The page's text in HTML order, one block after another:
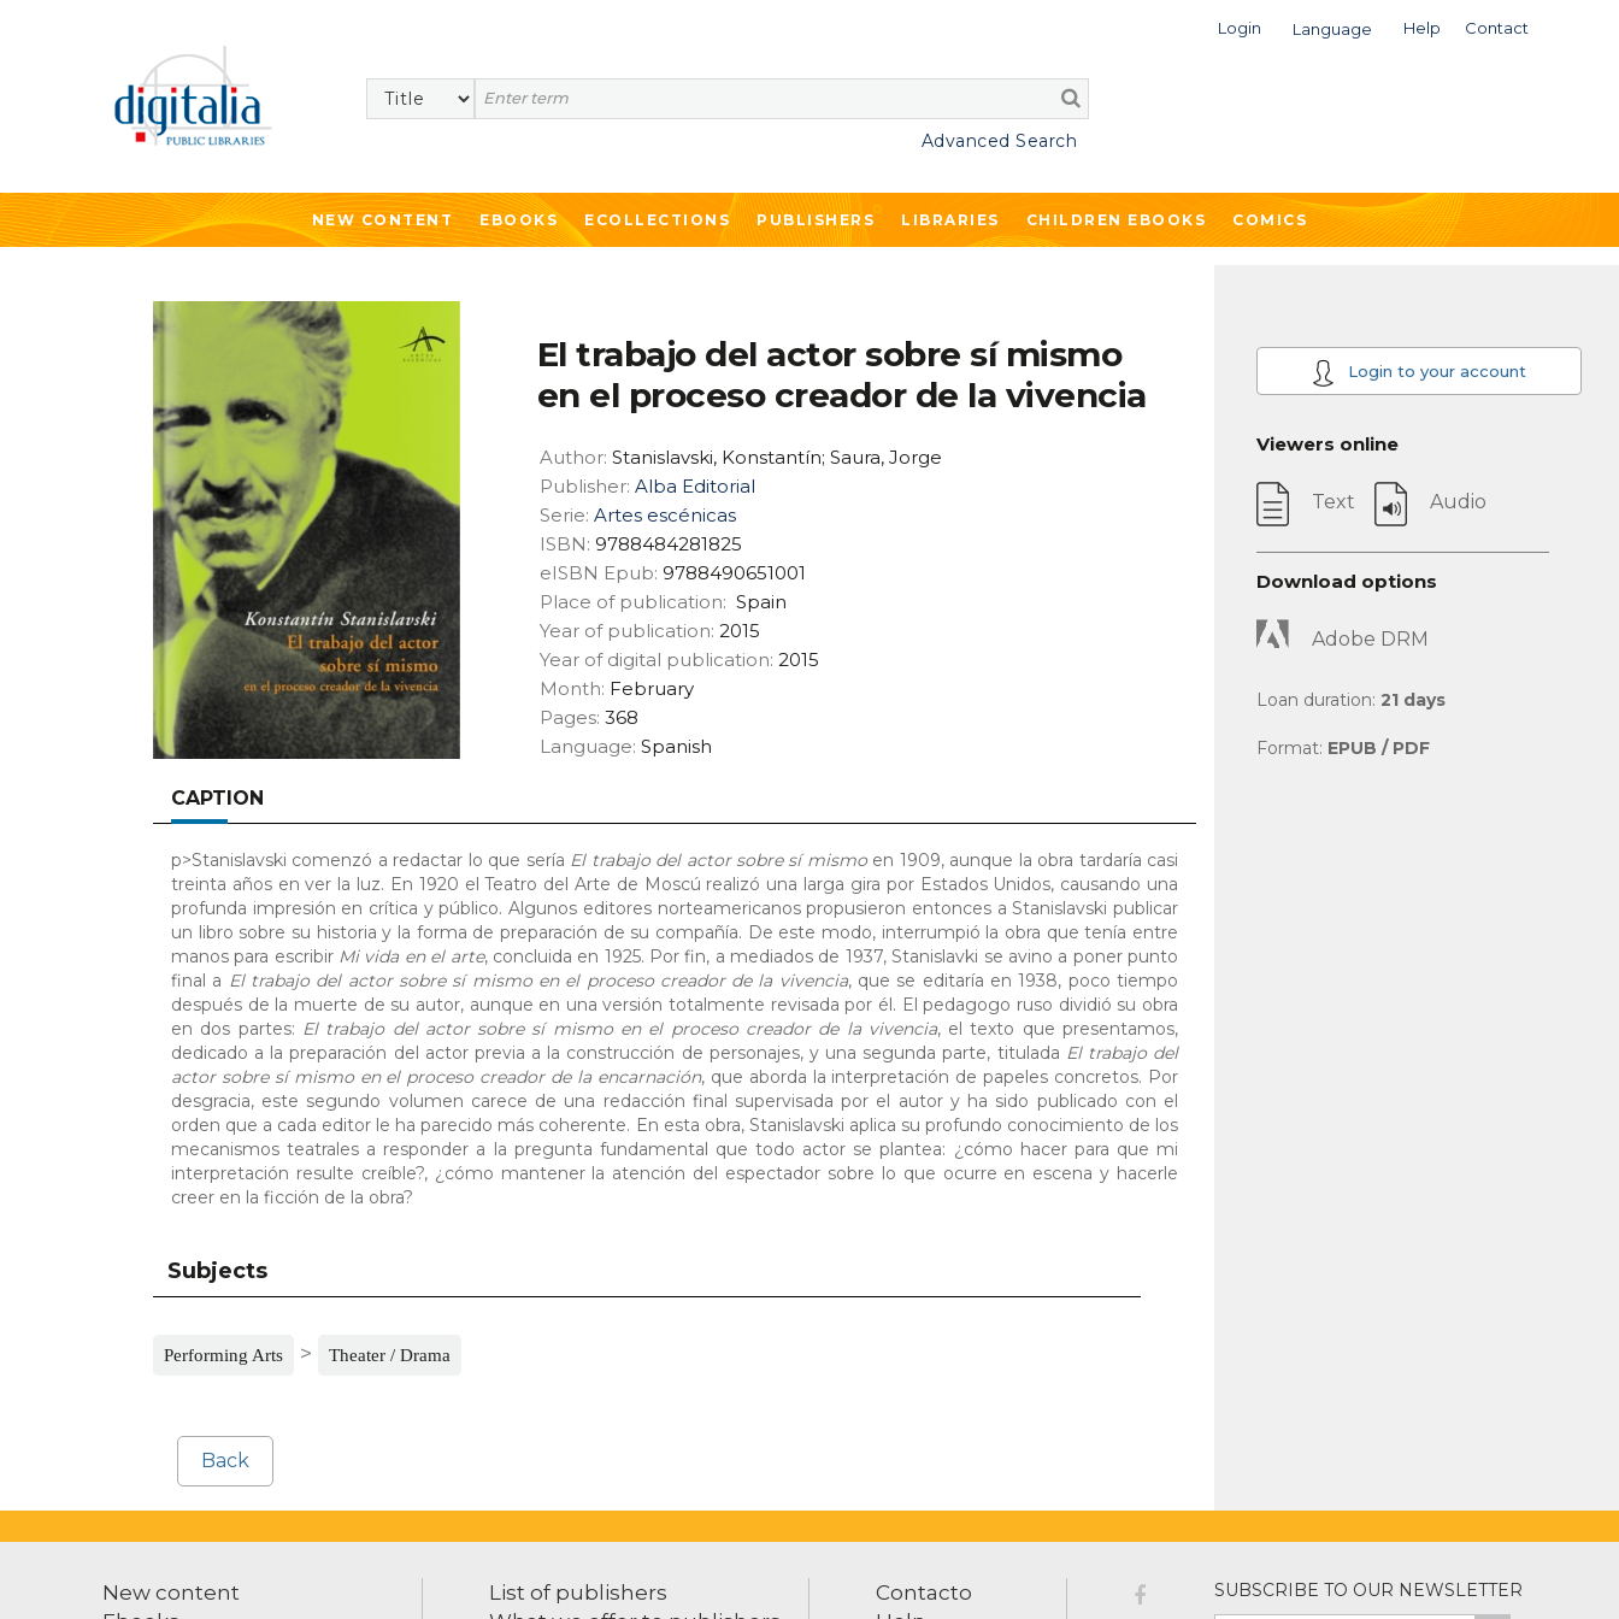
Login Language Help Contact
Search
Advanced Search
NEW CONTENT EBOOKS ECOLLECTIONS PUBLISHERS LIBRARIES CHILDREN EBOOKS COMICS
El trabajo del actor sobre sí mismo
en el proceso creador de la vivencia
Author: Stanislavski, Konstantín; Saura, Jorge
Publisher: Alba Editorial
Serie: Artes escénicas
ISBN: 9788484281825
eISBN Epub: 9788490651001
Place of publication: Spain
Year of publication: 2015
Year of digital publication: 2015
Month: February
Pages: 368
Language: Spanish
CAPTION
p>Stanislavski comenzó a redactar lo que sería El trabajo del actor sobre sí mismoen 1909, aunque la obra tardaría casi
treinta años en ver la luz. En 1920 el Teatro del Arte de Moscú realizó una larga gira por Estados Unidos, causando una
profunda impresión en crítica y público. Algunos editores norteamericanos propusieron entonces a Stanislavski publicar
un libro sobre su historia y la forma de preparación de su compañía. De este modo, interrumpió la obra que tenía entre
manos para escribir Mi vida en el arte, concluida en 1925. Por fin, a mediados de 1937, Stanislavki se avino a poner punto
final a El trabajo del actor sobre sí mismo en el proceso creador de la vivencia, que se editaría en 1938, poco tiempo
después de la muerte de su autor, aunque en una versión totalmente revisada por él. El pedagogo ruso dividió su obra
en dos partes: El trabajo del actor sobre sí mismo en el proceso creador de la vivencia, el texto que presentamos,
dedicado a la preparación del actor previa a la construcción de personajes, y una segunda parte, titulada El trabajo del
actor sobre sí mismo en el proceso creador de la encarnación, que aborda la interpretación de papeles concretos. Por
desgracia, este segundo volumen carece de una redacción final supervisada por el autor y ha sido publicado con el
orden que a cada editor le ha parecido más coherente. En esta obra, Stanislavski aplica su profundo conocimiento de los
mecanismos teatrales a responder a la pregunta fundamental que todo actor se plantea: ¿cómo hacer para que mi
interpretación resulte creíble?, ¿cómo mantener la atención del espectador sobre lo que ocurre en escena y hacerle
creer en la ficción de la obra?
Subjects
Performing Arts > Theater / Drama
Back
Login to your account
Viewers online
Text Audio
Download options
Adobe DRM
Loan duration: 21 days
Format: EPUB / PDF
New content
List of publishers
Contacto
SUBSCRIBE TO OUR NEWSLETTER